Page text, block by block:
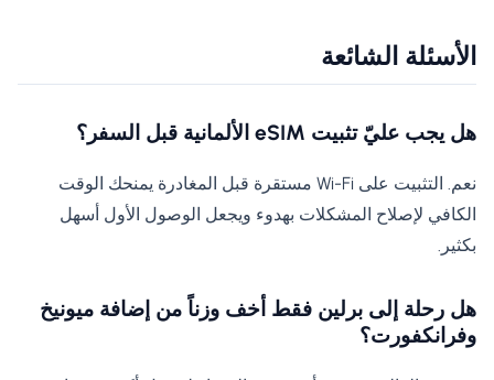
الأسئلة الشائعة
هل يجب عليّ تثبيت eSIM الألمانية قبل السفر؟
نعم. التثبيت على Wi-Fi مستقرة قبل المغادرة يمنحك الوقت
الكافي لإصلاح المشكلات بهدوء ويجعل الوصول الأول أسهل
بكثير.
هل رحلة إلى برلين فقط أخف وزناً من إضافة ميونيخ
وفرانكفورت؟